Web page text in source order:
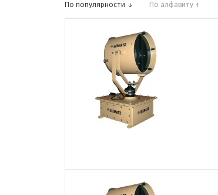
По популярности По алфавиту